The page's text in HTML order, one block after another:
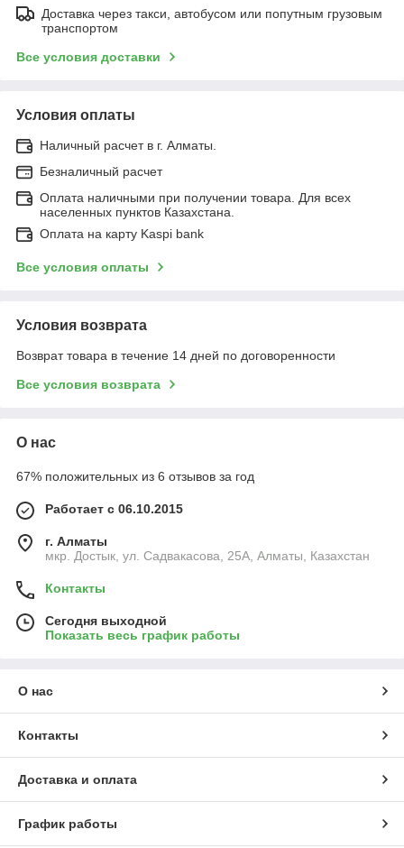
Доставка через такси, автобусом или попутным грузовым
транспортом
Все условия доставки
Условия оплаты
Наличный расчет в г. Алматы.
Безналичный расчет
Оплата наличными при получении товара. Для всех
населенных пунктов Казахстана.
Оплата на карту Kaspi bank
Все условия оплаты
Условия возврата
Возврат товара в течение 14 дней по договоренности
Все условия возврата
О нас
67% положительных из 6 отзывов за год
Работает с 06.10.2015
г. Алматы
мкр. Достык, ул. Садвакасова, 25А, Алматы, Казахстан
Контакты
Сегодня выходной
Показать весь график работы
О нас
Контакты
Доставка и оплата
График работы